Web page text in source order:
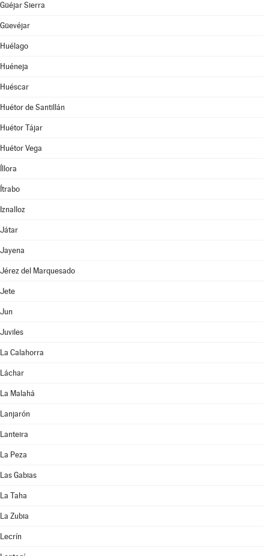
Güéjar Sierra
Güevéjar
Huélago
Huéneja
Huéscar
Huétor de Santillán
Huétor Tájar
Huétor Vega
Íllora
Ítrabo
Iznalloz
Játar
Jayena
Jérez del Marquesado
Jete
Jun
Juviles
La Calahorra
Láchar
La Malahá
Lanjarón
Lanteira
La Peza
Las Gabias
La Taha
La Zubia
Lecrín